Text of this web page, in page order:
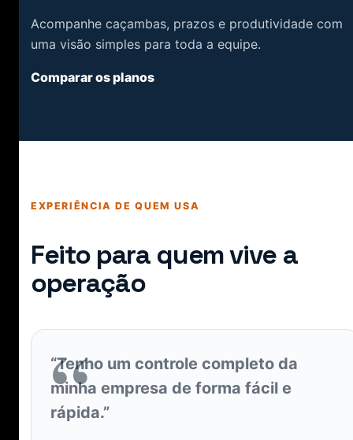
Acompanhe caçambas, prazos e produtividade com
uma visão simples para toda a equipe.
Comparar os planos
EXPERIÊNCIA DE QUEM USA
Feito para quem vive a
operação
“Tenho um controle completo da
minha empresa de forma fácil e
rápida.”